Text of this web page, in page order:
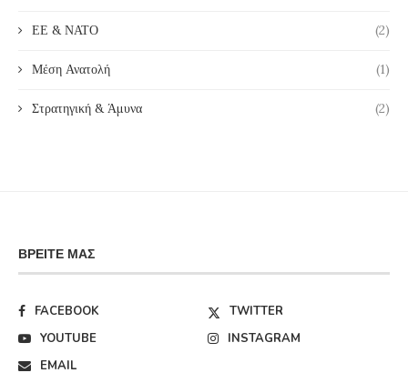
ΕΕ & ΝΑΤΟ (2)
Μέση Ανατολή (1)
Στρατηγική & Άμυνα (2)
ΒΡΕΊΤΕ ΜΑΣ
FACEBOOK
TWITTER
YOUTUBE
INSTAGRAM
EMAIL